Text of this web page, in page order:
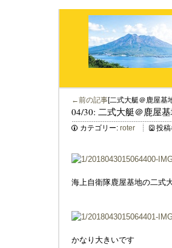
←前の記事[二式大艇＠鹿屋基
04/30: 二式大艇＠鹿屋
カテゴリー: roter 投稿
海上自衛隊鹿屋基地の二式
かなり大きいです